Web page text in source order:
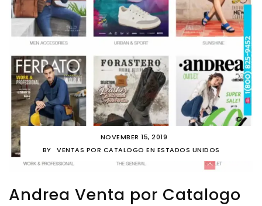
NOVEMBER 15, 2019
BY
VENTAS POR CATALOGO EN ESTADOS UNIDOS
Andrea Venta por Catalogo